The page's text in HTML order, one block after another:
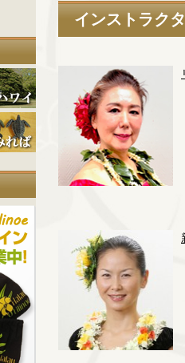
インストラク